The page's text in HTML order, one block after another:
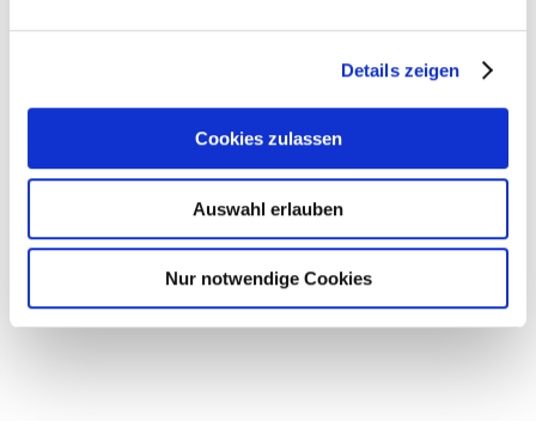
Details zeigen
Cookies zulassen
Auswahl erlauben
Nur notwendige Cookies
0. FLOOR / MEETING
PLACE